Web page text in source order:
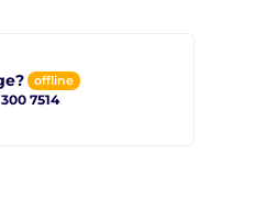
offline
7514